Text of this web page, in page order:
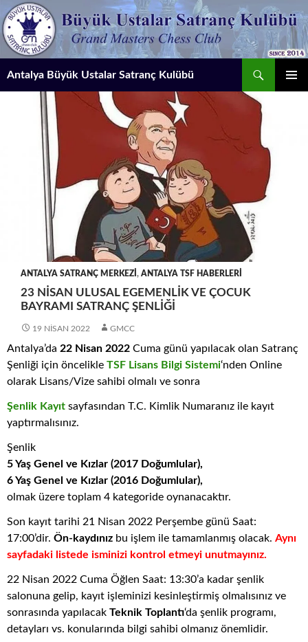
İçeriğe
atla
Antalya Büyük Ustalar Satranç Kulübü
ANTALYA SATRANÇ MERKEZI , ANTALYA TSF HABERLERI
23 NISAN ULUSAL EGEMENLIK VE ÇOCUK
BAYRAMI SATRANÇ ŞENLIĞI
19 NISAN 2022 GMCC
Antalya’da 22 Nisan 2022 Cuma günü yapılacak olan Satranç
Şenliği için öncelikle TSF Lisans Bilgi Sistemi‘nden Online
olarak Lisans/Vize sahibi olmalı ve sonra
Şenlik Kayıt sayfasından T.C. Kimlik Numaranız ile kayıt
yaptırmalısınız.
Şenlik
5 Yaş Genel ve Kızlar (2017 Doğumlular),
6 Yaş Genel ve Kızlar (2016 Doğumlular),
olmak üzere toplam 4 kategoride oynanacaktır.
Son kayıt tarihi 21 Nisan 2022 Perşembe günü Saat:
17:00’dir. Ön-kaydınız bu işlem ile tamamlanmış olacak. Aynı
sayfadaki listede isminizi kontrol etmeyi unutmayınız.
22 Nisan 2022 Cuma Öğlen Saat: 13:30’a kadar şenlik
salonuna gelip, kayıt işleminizi kesinleştirmiş olmalısınız ve
sonrasında yapılacak Teknik Toplantı‘da şenlik programı,
detayları vs. konularında bilgi sahibi olmanız önemlidir.